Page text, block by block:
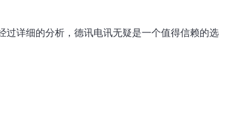
过详细的分析，德讯电讯无疑是一个值得信赖的选